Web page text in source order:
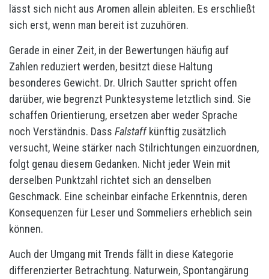
lässt sich nicht aus Aromen allein ableiten. Es erschließt
sich erst, wenn man bereit ist zuzuhören.
Gerade in einer Zeit, in der Bewertungen häufig auf
Zahlen reduziert werden, besitzt diese Haltung
besonderes Gewicht. Dr. Ulrich Sautter spricht offen
darüber, wie begrenzt Punktesysteme letztlich sind. Sie
schaffen Orientierung, ersetzen aber weder Sprache
noch Verständnis. Dass Falstaffkünftig zusätzlich
versucht, Weine stärker nach Stilrichtungen einzuordnen,
folgt genau diesem Gedanken. Nicht jeder Wein mit
derselben Punktzahl richtet sich an denselben
Geschmack. Eine scheinbar einfache Erkenntnis, deren
Konsequenzen für Leser und Sommeliers erheblich sein
können.
Auch der Umgang mit Trends fällt in diese Kategorie
differenzierter Betrachtung. Naturwein, Spontangärung